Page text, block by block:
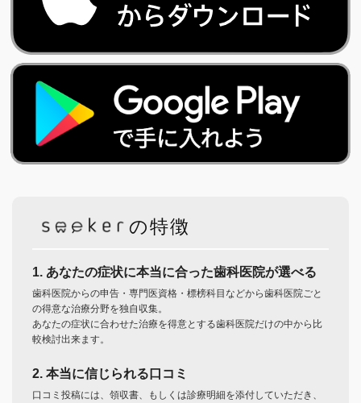
の特徴
1. あなたの症状に本当に合った歯科医院が選べる
歯科医院からの申告・専門医資格・標榜科目などから歯科医院ごと
の得意な治療分野を独自収集。
あなたの症状に合わせた治療を得意とする歯科医院だけの中から比
較検討出来ます。
2. 本当に信じられる口コミ
口コミ投稿には、領収書、もしくは診療明細を添付していただき、